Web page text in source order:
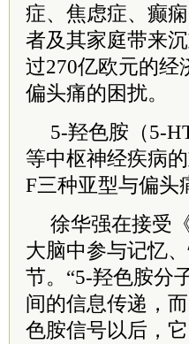
症、焦虑症、癫
者及其家庭带来
过270亿欧元的经
偏头痛的困扰。
5-羟色胺（5-
等中枢神经疾病
F三种亚型与偏头
徐华强在接受
大脑中参与记忆
节。“5-羟色胺分
间的信息传递，
色胺信号以后，